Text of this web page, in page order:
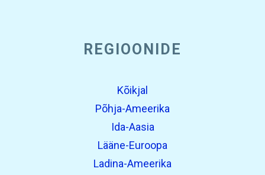
REGIOONIDE
Kõikjal
Põhja-Ameerika
Ida-Aasia
Lääne-Euroopa
Ladina-Ameerika